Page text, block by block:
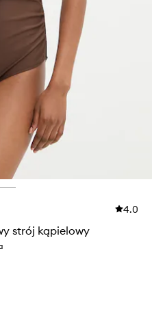
4.0
strój kąpielowy